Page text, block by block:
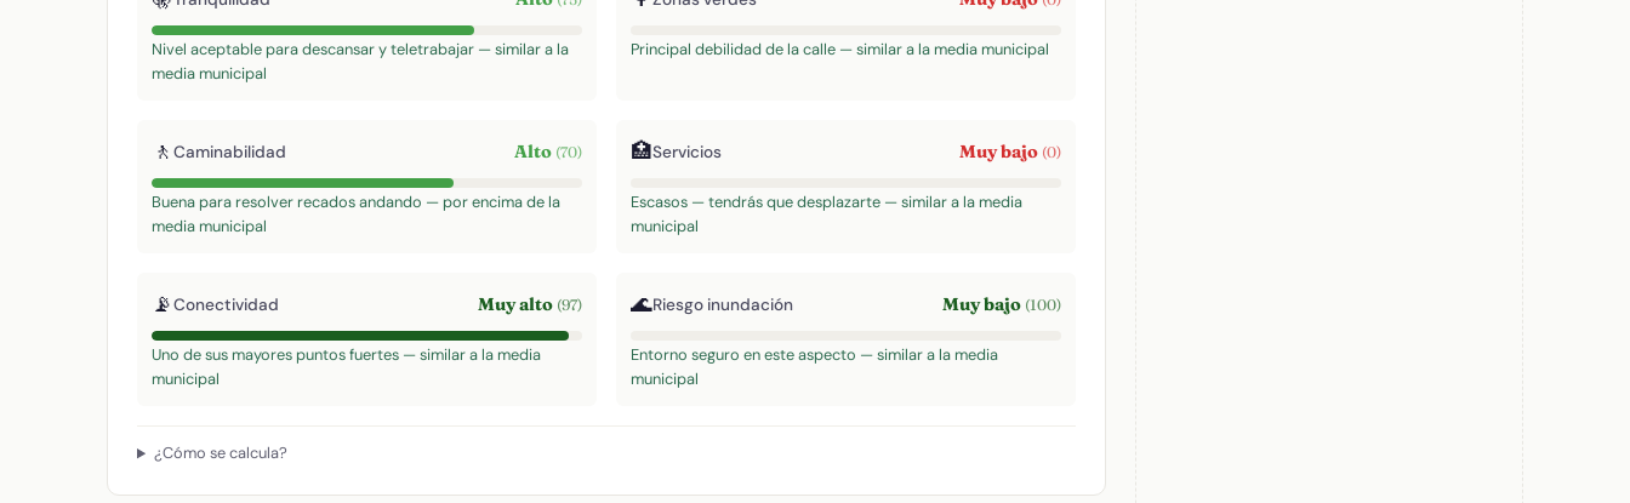
Nivel aceptable para descansar y teletrabajar — similar a la
media municipal
Principal debilidad de la calle — similar a la media municipal
🚶 Caminabilidad Alto (70)
Buena para resolver recados andando — por encima de la
media municipal
🏥Servicios Muy bajo (0)
Escasos — tendrás que desplazarte — similar a la media
municipal
📡Conectividad Muy alto (97)
Uno de sus mayores puntos fuertes — similar a la media
municipal
🌊Riesgo inundación Muy bajo (100)
Entorno seguro en este aspecto — similar a la media
municipal
¿Cómo se calcula?